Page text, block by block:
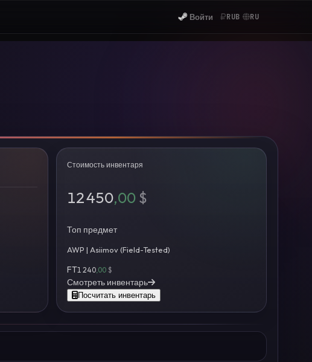
Войти RUB RU
Стоимость инвентаря
12 450,00$
Топ предмет
AWP | Asiimov (Field-Tested)
FT1 240 ,00 $
Смотреть инвентарь
Посчитать инвентарь